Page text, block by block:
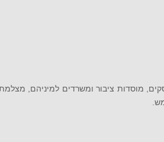
מוסדות ציבור ומשרדים למיניהם,